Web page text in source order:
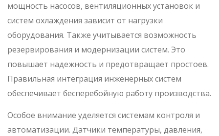
мощность насосов, вентиляционных установок и
систем охлаждения зависит от нагрузки
оборудования. Также учитывается возможность
резервирования и модернизации систем. Это
повышает надежность и предотвращает простоев.
Правильная интеграция инженерных систем
обеспечивает бесперебойную работу производства.
Особое внимание уделяется системам контроля и
автоматизации. Датчики температуры, давления,